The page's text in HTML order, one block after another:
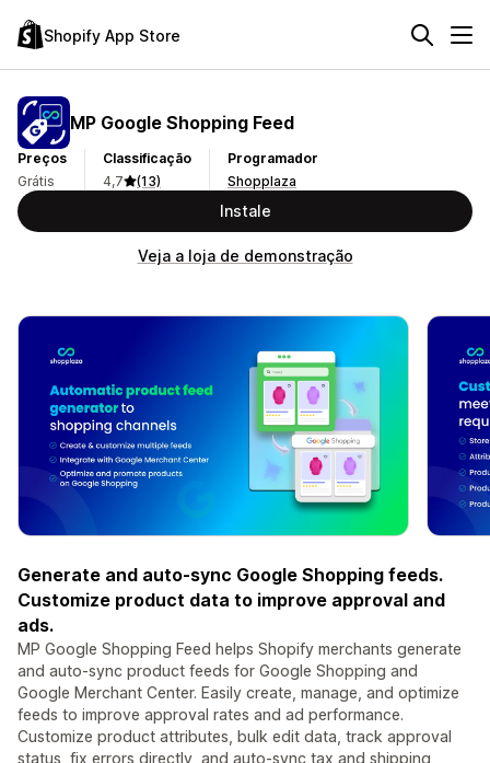
Shopify App Store
MP Google Shopping Feed
Preços
Grátis
Classificação
4,7
(13)
Programador
Shopplaza
Instale
Veja a loja de demonstração
Generate and auto-sync Google Shopping feeds.
Customize product data to improve approval and
ads.
MP Google Shopping Feed helps Shopify merchants generate
and auto-sync product feeds for Google Shopping and
Google Merchant Center. Easily create, manage, and optimize
feeds to improve approval rates and ad performance.
Customize product attributes, bulk edit data, track approval
status, fix errors directly, and auto-sync tax and shipping